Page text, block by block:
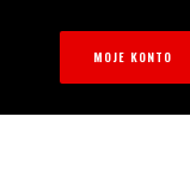
MOJE KONTO